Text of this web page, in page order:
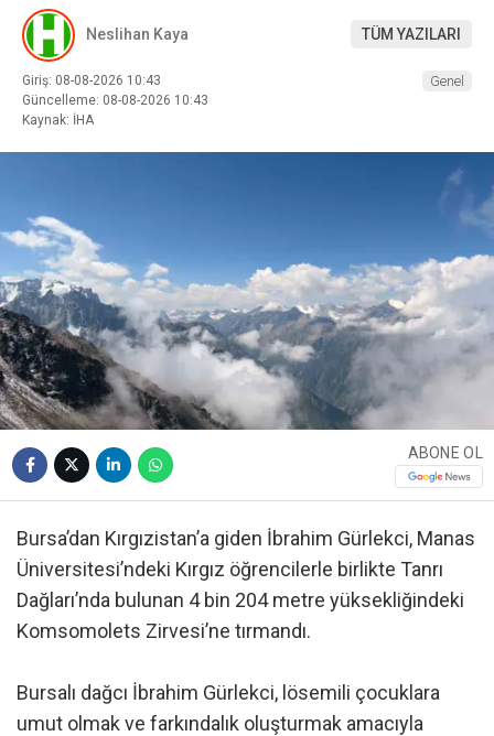
Neslihan Kaya TÜM YAZILARI
Giriş: 08-08-2026 10:43
Güncelleme: 08-08-2026 10:43
Kaynak: İHA
Genel
ABONE OL
Bursa’dan Kırgızistan’a giden İbrahim Gürlekci, Manas
Üniversitesi’ndeki Kırgız öğrencilerle birlikte Tanrı
Dağları’nda bulunan 4 bin 204 metre yüksekliğindeki
Komsomolets Zirvesi’ne tırmandı.
Bursalı dağcı İbrahim Gürlekci, lösemili çocuklara
umut olmak ve farkındalık oluşturmak amacıyla